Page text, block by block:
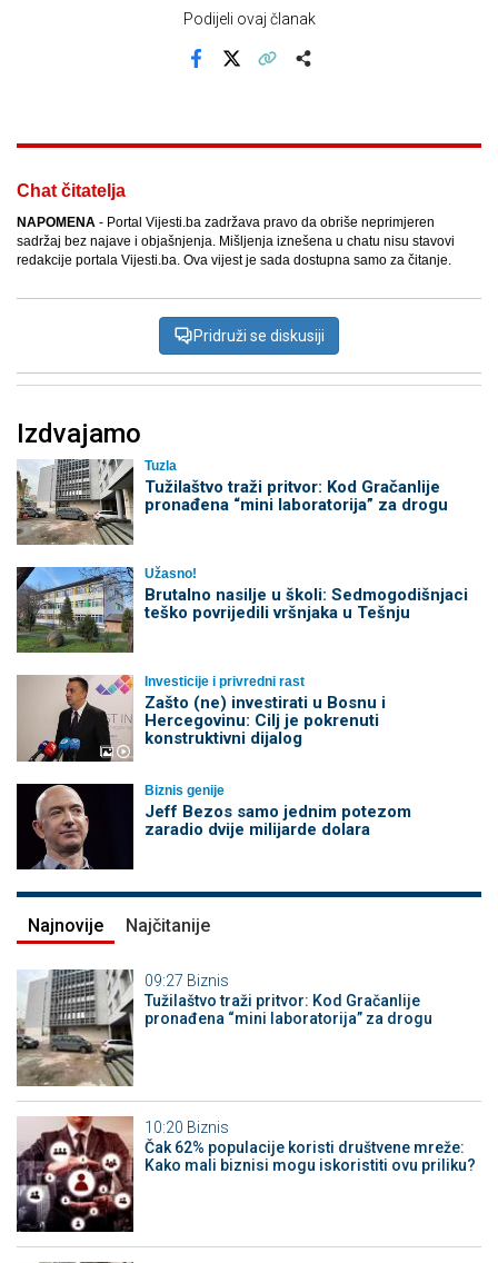
Podijeli ovaj članak
Chat čitatelja
NAPOMENA - Portal Vijesti.ba zadržava pravo da obriše neprimjeren
sadržaj bez najave i objašnjenja. Mišljenja iznešena u chatu nisu stavovi
redakcije portala Vijesti.ba. Ova vijest je sada dostupna samo za čitanje.
Pridruži se diskusiji
Izdvajamo
Tuzla
Tužilaštvo traži pritvor: Kod Gračanlije
pronađena “mini laboratorija” za drogu
Užasno!
Brutalno nasilje u školi: Sedmogodišnjaci
teško povrijedili vršnjaka u Tešnju
Investicije i privredni rast
Zašto (ne) investirati u Bosnu i
Hercegovinu: Cilj je pokrenuti
konstruktivni dijalog
Biznis genije
Jeff Bezos samo jednim potezom
zaradio dvije milijarde dolara
Najnovije Najčitanije
09:27 Biznis
Tužilaštvo traži pritvor: Kod Gračanlije
pronađena “mini laboratorija” za drogu
10:20 Biznis
Čak 62% populacije koristi društvene mreže:
Kako mali biznisi mogu iskoristiti ovu priliku?